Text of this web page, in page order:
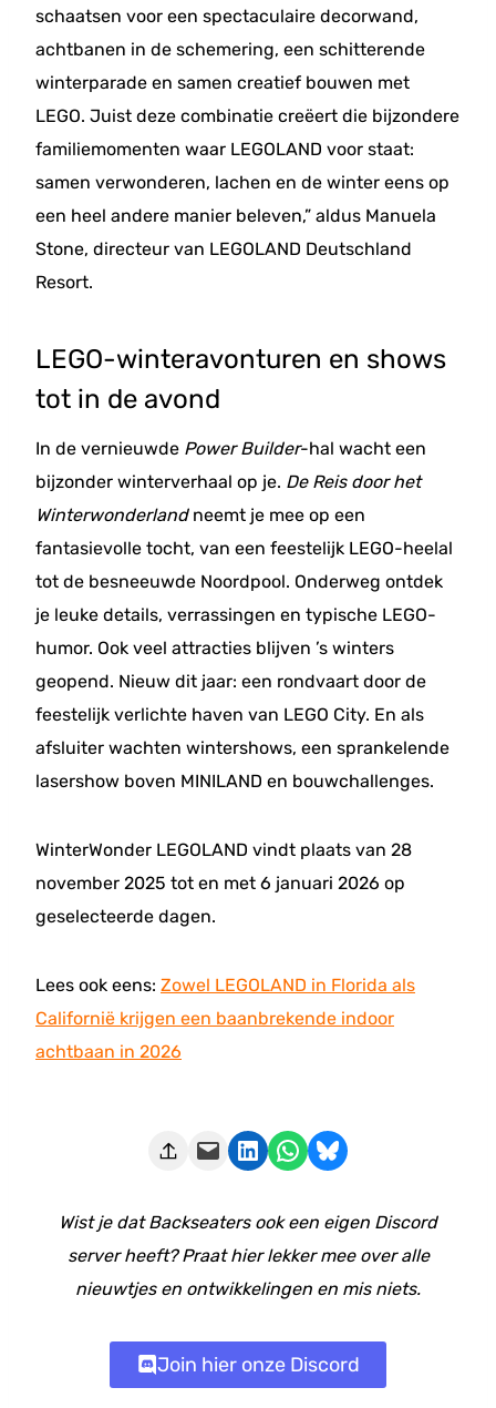
schaatsen voor een spectaculaire decorwand,
achtbanen in de schemering, een schitterende
winterparade en samen creatief bouwen met
LEGO. Juist deze combinatie creëert die bijzondere
familiemomenten waar LEGOLAND voor staat:
samen verwonderen, lachen en de winter eens op
een heel andere manier beleven,” aldus Manuela
Stone, directeur van LEGOLAND Deutschland
Resort.
LEGO-winteravonturen en shows
tot in de avond
In de vernieuwde Power Builder-hal wacht een
bijzonder winterverhaal op je. De Reis door het
Winterwonderlandneemt je mee op een
fantasievolle tocht, van een feestelijk LEGO-heelal
tot de besneeuwde Noordpool. Onderweg ontdek
je leuke details, verrassingen en typische LEGO-
humor. Ook veel attracties blijven ’s winters
geopend. Nieuw dit jaar: een rondvaart door de
feestelijk verlichte haven van LEGO City. En als
afsluiter wachten wintershows, een sprankelende
lasershow boven MINILAND en bouwchallenges.
WinterWonder LEGOLAND vindt plaats van 28
november 2025 tot en met 6 januari 2026 op
geselecteerde dagen.
Lees ook eens: Zowel LEGOLAND in Florida als
Californië krijgen een baanbrekende indoor
achtbaan in 2026
Deze pagina e-mailen Delen op LinkedIn Delen via WhatsApp Share on Bluesky
Wist je dat Backseaters ook een eigen Discord
server heeft? Praat hier lekker mee over alle
nieuwtjes en ontwikkelingen en mis niets.
Join hier onze Discord